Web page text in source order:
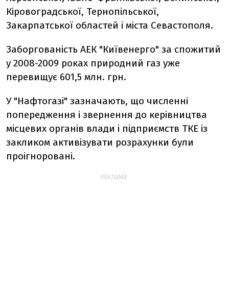
Кіровоградської, Тернопільської,
Закарпатської областей і міста Севастополя.
Заборгованість АЕК "Київенерго" за спожитий
у 2008-2009 роках природний газ уже
перевищує 601,5 млн. грн.
У "Нафтогазі" зазначають, що численні
попередження і звернення до керівництва
місцевих органів влади і підприємств ТКЕ із
закликом активізувати розрахунки були
проігноровані.
РЕКЛАМА: